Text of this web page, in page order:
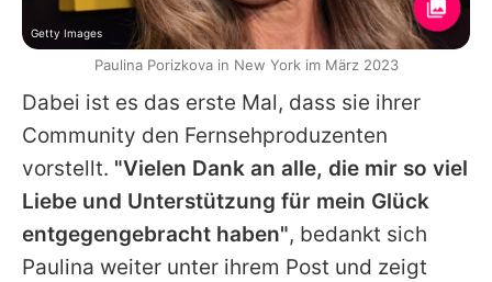
Dabei ist es das erste Mal, dass sie ihrer
Community den Fernsehproduzenten
vorstellt. "Vielen Dank an alle, die mir so viel
Liebe und Unterstützung für mein Glück
entgegengebracht haben", bedankt sich
Paulina weiter unter ihrem Post und zeigt
Getty Images
Paulina Porizkova in New York im März 2023